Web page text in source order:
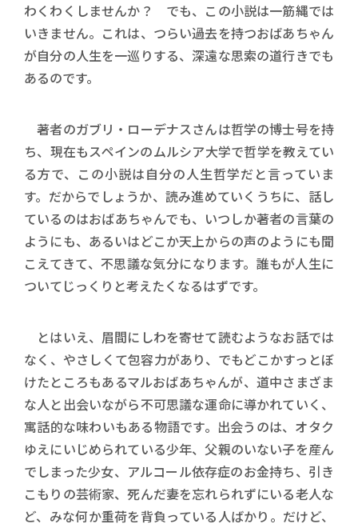
わくわくしませんか？ でも、この小説は一筋縄では
いきません。これは、つらい過去を持つおばあちゃん
が自分の人生を一巡りする、深遠な思索の道行きでも
あるのです。
著者のガブリ・ローデナスさんは哲学の博士号を持
ち、現在もスペインのムルシア大学で哲学を教えてい
る方で、この小説は自分の人生哲学だと言っていま
す。だからでしょうか、読み進めていくうちに、話し
ているのはおばあちゃんでも、いつしか著者の言葉の
ようにも、あるいはどこか天上からの声のようにも聞
こえてきて、不思議な気分になります。誰もが人生に
ついてじっくりと考えたくなるはずです。
とはいえ、眉間にしわを寄せて読むようなお話では
なく、やさしくて包容力があり、でもどこかすっとぼ
けたところもあるマルおばあちゃんが、道中さまざま
な人と出会いながら不可思議な運命に導かれていく、
寓話的な味わいもある物語です。出会うのは、オタク
ゆえにいじめられている少年、父親のいない子を産ん
でしまった少女、アルコール依存症のお金持ち、引き
こもりの芸術家、死んだ妻を忘れられずにいる老人な
ど、みな何か重荷を背負っている人ばかり。だけど、